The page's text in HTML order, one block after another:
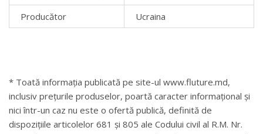
Producător
Ucraina
* Toată informația publicată pe site-ul www.fluture.md,
inclusiv prețurile produselor, poartă caracter informațional și
nici într-un caz nu este o ofertă publică, definită de
dispozițiile articolelor 681 și 805 ale Codului civil al R.M. Nr.